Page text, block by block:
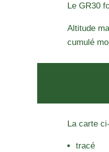
Le GR30
Altitude
cumulé
La carte
tracé